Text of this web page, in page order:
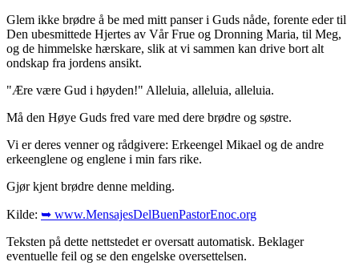
Glem ikke brødre å be med mitt panser i Guds nåde, forente eder til
Den ubesmittede Hjertes av Vår Frue og Dronning Maria, til Meg,
og de himmelske hærskare, slik at vi sammen kan drive bort alt
ondskap fra jordens ansikt.
"Ære være Gud i høyden!" Alleluia, alleluia, alleluia.
Må den Høye Guds fred vare med dere brødre og søstre.
Vi er deres venner og rådgivere: Erkeengel Mikael og de andre
erkeenglene og englene i min fars rike.
Gjør kjent brødre denne melding.
Kilde: ➥ www.MensajesDelBuenPastorEnoc.org
Teksten på dette nettstedet er oversatt automatisk. Beklager
eventuelle feil og se den engelske oversettelsen.